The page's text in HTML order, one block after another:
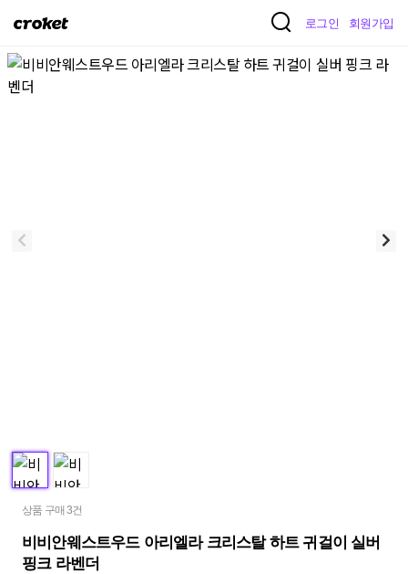
크
켓
로그인 회원가입
상품 구매 3건
비비안웨스트우드 아리엘라 크리스탈 하트 귀걸이 실버
핑크 라벤더